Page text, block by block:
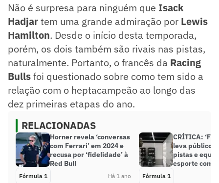
Não é surpresa para ninguém que Isack
Hadjartem uma grande admiração por Lewis
Hamilton. Desde o início desta temporada,
porém, os dois também são rivais nas pistas,
naturalmente. Portanto, o francês da Racing
Bullsfoi questionado sobre como tem sido a
relação com o heptacampeão ao longo das
dez primeiras etapas do ano.
RELACIONADAS
Horner revela ‘conversas
com Ferrari’ em 2024 e
recusa por ‘fidelidade’ à
Red Bull
Fórmula 1 Há 1 ano
CRÍTICA: ‘F1:
leva público
pistas e
esporte com
Fórmula 1